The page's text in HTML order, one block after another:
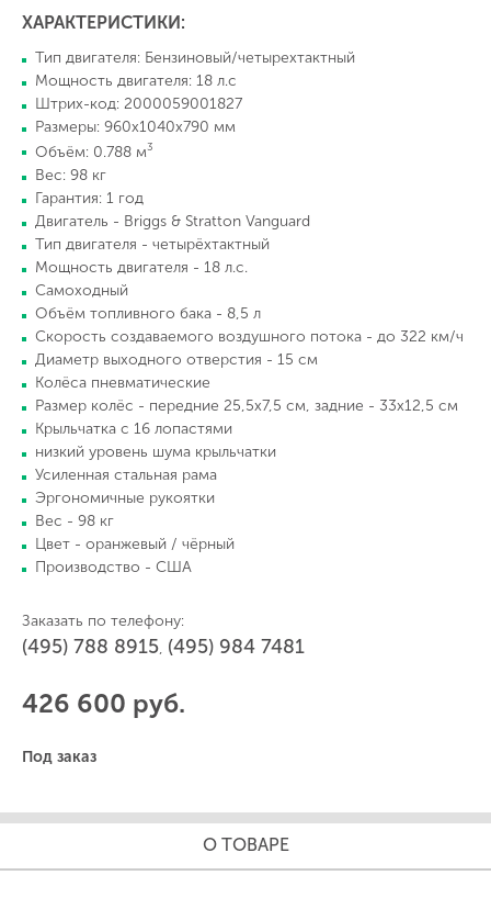
ХАРАКТЕРИСТИКИ:
Тип двигателя: Бензиновый/четырехтактный
Мощность двигателя: 18 л.с
Штрих-код: 2000059001827
Размеры: 960х1040х790 мм
Объём: 0.788 м3
Вес: 98 кг
Гарантия: 1 год
Двигатель - Briggs & Stratton Vanguard
Тип двигателя - четырёхтактный
Мощность двигателя - 18 л.с.
Cамоходный
Объём топливного бака - 8,5 л
Скорость создаваемого воздушного потока - до 322 км/ч
Диаметр выходного отверстия - 15 см
Колёса пневматические
Размер колёс - передние 25,5х7,5 см, задние - 33х12,5 см
Крыльчатка с 16 лопастями
низкий уровень шума крыльчатки
Усиленная стальная рама
Эргономичные рукоятки
Вес - 98 кг
Цвет - оранжевый / чёрный
Производство - США
Заказать по телефону:
(495) 788 8915, (495) 984 7481
426 600 руб.
Под заказ
О ТОВАРЕ